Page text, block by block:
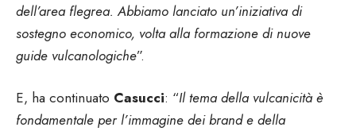
dell’area flegrea. Abbiamo lanciato un’iniziativa di
sostegno economico, volta alla formazione di nuove
guide vulcanologiche”.
E, ha continuato Casucci: “Il tema della vulcanicità è
fondamentale per l’immagine dei brand e della